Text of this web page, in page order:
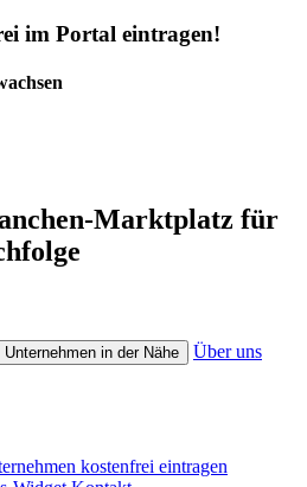
im Portal eintragen!
Marktplatz für
Unternehmen in der Nähe
Über uns
kostenfrei eintragen